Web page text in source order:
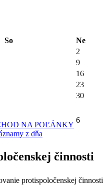
So
Ne
2
9
16
23
30
NA POĽÁNKY
z dňa
6
činnosti
protispoločenskej činnosti